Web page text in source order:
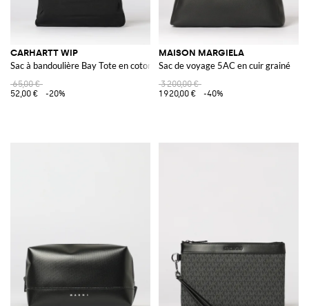
CARHARTT WIP
Sac à bandoulière Bay Tote en coton biologique
65,00 €
52,00 €
-20%
MAISON MARGIELA
Sac de voyage 5AC en cuir grainé
3 200,00 €
1 920,00 €
-40%